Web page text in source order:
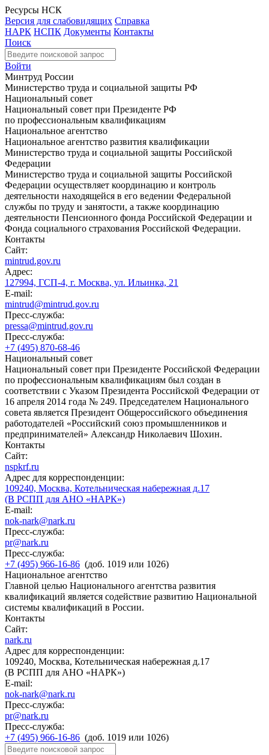
Ресурсы НСК
Версия для слабовидящих Справка
НАРК НСПК Документы Контакты
Поиск
Войти
Минтруд России
Министерство труда и социальной защиты РФ
Национальный совет
Национальный совет при Президенте РФ
по профессиональным квалификациям
Национальное агентство
Национальное агентство развития квалификации
Министерство труда и социальной защиты Российской
Федерации
Министерство труда и социальной защиты Российской
Федерации осуществляет координацию и контроль
деятельности находящейся в его ведении Федеральной
службы по труду и занятости, а также координацию
деятельности Пенсионного фонда Российской Федерации и
Фонда социального страхования Российской Федерации.
Контакты
Сайт:
mintrud.gov.ru
Адрес:
127994, ГСП-4, г. Москва, ул. Ильинка, 21
E-mail:
mintrud@mintrud.gov.ru
Пресс-служба:
pressa@mintrud.gov.ru
Пресс-служба:
+7 (495) 870-68-46
Национальный совет
Национальный совет при Президенте Российской Федерации
по профессиональным квалификациям был создан в
соответствии с Указом Президента Российской Федерации от
16 апреля 2014 года № 249. Председателем Национального
совета является Президент Общероссийского объединения
работодателей «Российский союз промышленников и
предпринимателей» Александр Николаевич Шохин.
Контакты
Сайт:
nspkrf.ru
Адрес для корреспонденции:
109240, Москва, Котельническая набережная д.17
(В РСПП для АНО «НАРК»)
E-mail:
nok-nark@nark.ru
Пресс-служба:
pr@nark.ru
Пресс-служба:
+7 (495) 966-16-86 (доб. 1019 или 1026)
Национальное агентство
Главной целью Национального агентства развития
квалификаций является содействие развитию Национальной
системы квалификаций в России.
Контакты
Сайт:
nark.ru
Адрес для корреспонденции:
109240, Москва, Котельническая набережная д.17
(В РСПП для АНО «НАРК»)
E-mail:
nok-nark@nark.ru
Пресс-служба:
pr@nark.ru
Пресс-служба:
+7 (495) 966-16-86 (доб. 1019 или 1026)